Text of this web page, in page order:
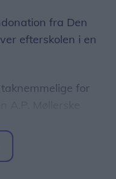
fra Den
efterskolen i en
for
dag yder for at
kan lykkes og